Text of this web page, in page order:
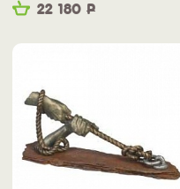
22 180 Р